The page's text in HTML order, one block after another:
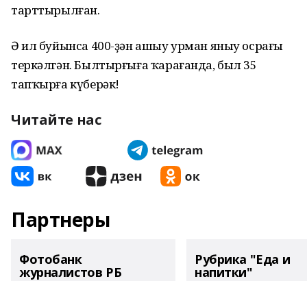
тарттырылған.
Ә ил буйынса 400-ҙән ашыу урман яныу осрағы
теркәлгән. Былтырғыға ҡарағанда, был 35
тапҡырға күберәк!
Читайте нас
Партнеры
Фотобанк
журналистов РБ
Рубрика "Еда и
напитки"